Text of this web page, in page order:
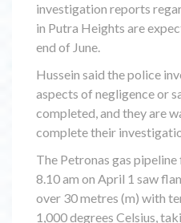
investigation reports
in Putra Heights are
end of June.
Hussein said the police
aspects of negligence or
completed, and they are
complete their
The Petronas gas
8.10 am on April 1 saw
over 30 metres (m) with
1,000 degrees Celsius,